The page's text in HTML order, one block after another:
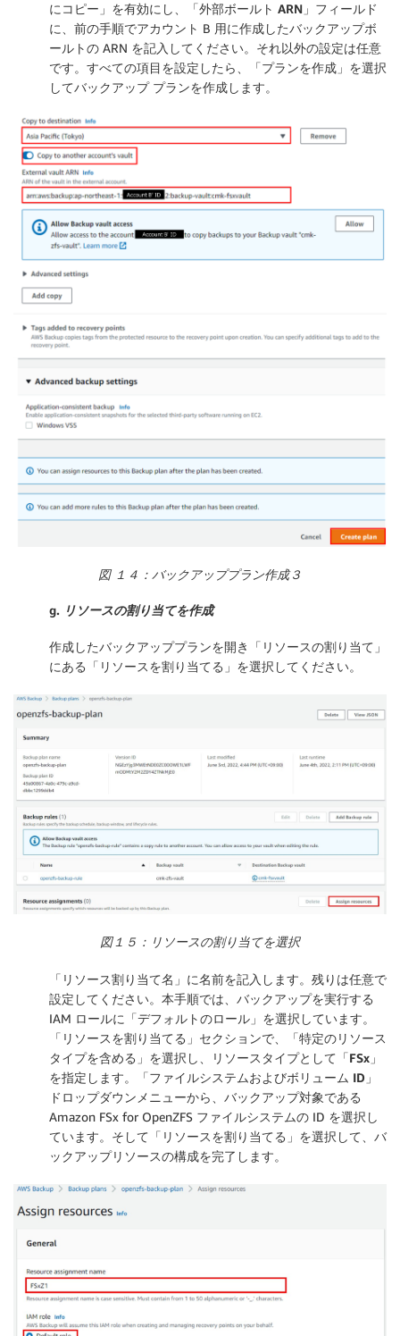
にコピー 」を有効にし、「外部ボールト ARN 」フィールド
に、前の手順でアカウント B 用に作成したバックアップボ
ールトの ARN を記入してください。それ以外の設定は任意
です。すべての項目を設定したら、「プランを作成 」を選択
してバックアップ プランを作成します。
図 １４：バックアッププラン作成３
g. リソースの割り当てを作成
作成したバックアッププランを開き「 リソースの割り当て 」
にある「 リソースを割り当てる 」を選択してください。
図１５：リソースの割り当てを選択
「 リソース割り当て名 」に名前を記入します。残りは任意で
設定してください。本手順では、バックアップを実行する
IAM ロールに「デフォルトのロール 」を選択しています。
「 リソースを割り当てる 」セクションで、「特定のリソース
タイプを含める 」を選択し、リソースタイプとして「FSx 」
を指定します。「ファイルシステムおよびボリューム ID 」
ドロップダウンメニューから、バックアップ対象である
Amazon FSx for OpenZFS ファイルシステムの ID を選択し
ています。そして「 リソースを割り当てる 」を選択して、バ
ックアップリソースの構成を完了します。